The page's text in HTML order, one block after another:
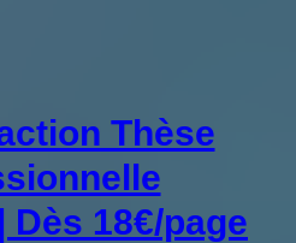
Thèse
Dès 18€/page